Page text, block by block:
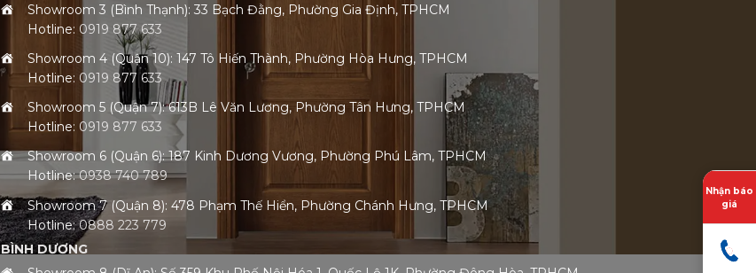
Showroom 3 (Bình Thạnh): 33 Bạch Đằng, Phường Gia Định, TPHCM
Hotline: 0919 877 633
Showroom 4 (Quận 10): 147 Tô Hiến Thành, Phường Hòa Hưng, TPHCM
Hotline: 0919 877 633
Showroom 5 (Quận 7): 613B Lê Văn Lương, Phường Tân Hưng, TPHCM
Hotline: 0919 877 633
Showroom 6 (Quận 6): 187 Kinh Dương Vương, Phường Phú Lâm, TPHCM
Hotline:0938 740 789
Showroom 7 (Quận 8): 478 Phạm Thế Hiển, Phường Chánh Hưng, TPHCM
Hotline:0888 223 779
BÌNH DƯƠNG
Nhận báo
giá